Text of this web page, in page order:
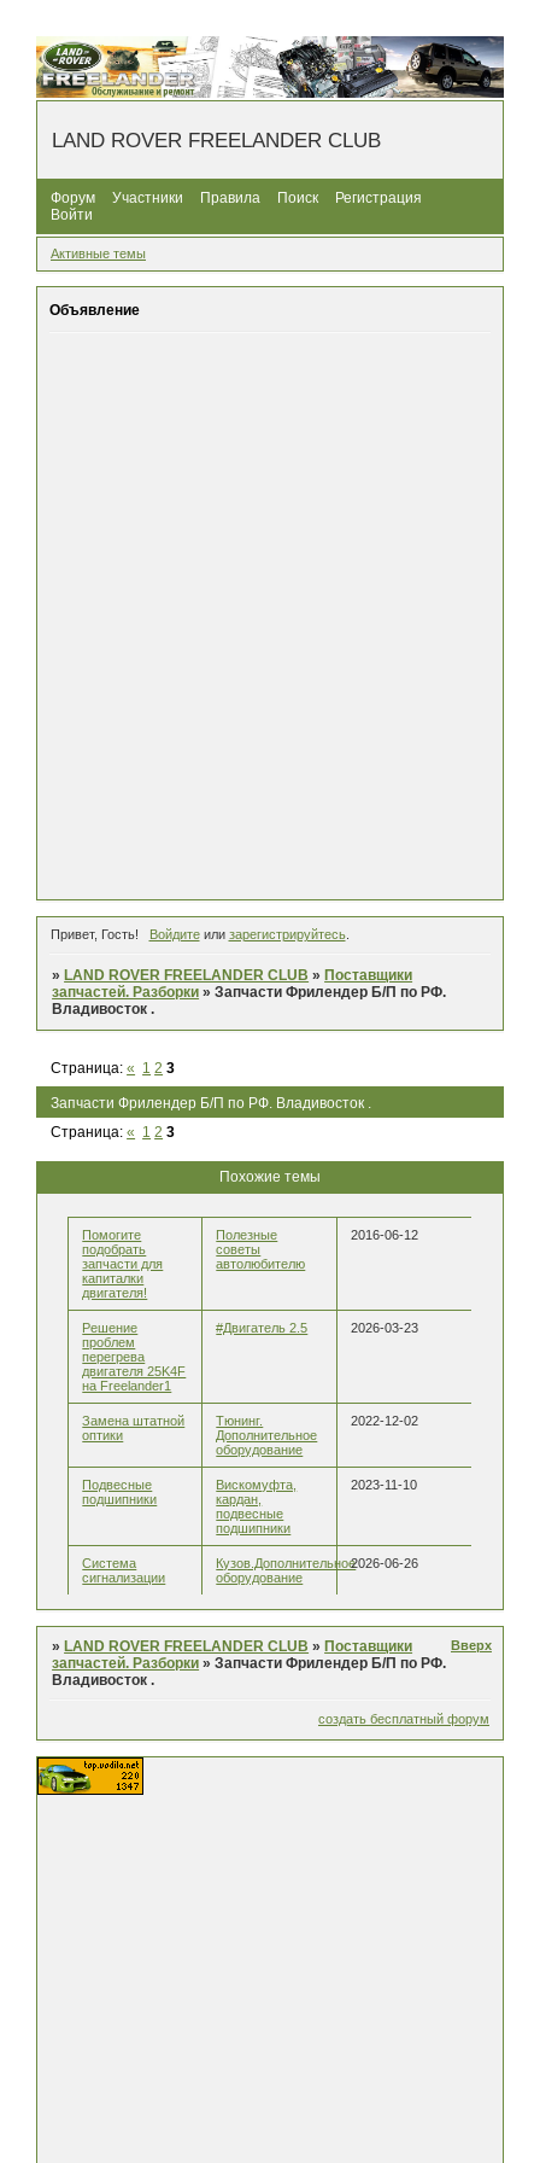
LAND ROVER FREELANDER CLUB
Форум Участники Правила Поиск
Регистрация
Войти
Активные темы
Объявление
Привет, Гость! Войдитеили зарегистрируйтесь.
» LAND ROVER FREELANDER CLUB » Поставщики
запчастей. Разборки »Запчасти Фрилендер Б/П по РФ.
Владивосток .
Запчасти Фрилендер Б/П по РФ. Владивосток .
Страница:« 1 2 3
Страница:« 1 2 3
Похожие темы
Помогите
подобрать
запчасти для
капиталки
двигателя!
Полезные
советы
автолюбителю
2016-06-12
Решение
проблем
перегрева
двигателя 25K4F
на Freelander1
#Двигатель 2.5 2026-03-23
Замена штатной
оптики
Тюнинг.
Дополнительное
оборудование
2022-12-02
Подвесные
подшипники
Вискомуфта,
кардан,
подвесные
подшипники
2023-11-10
Система
сигнализации
Кузов.Дополнительное
оборудование
2026-06-26
» LAND ROVER FREELANDER CLUB » Поставщики
запчастей. Разборки »Запчасти Фрилендер Б/П по РФ.
Владивосток .
Вверх
создать бесплатный форум